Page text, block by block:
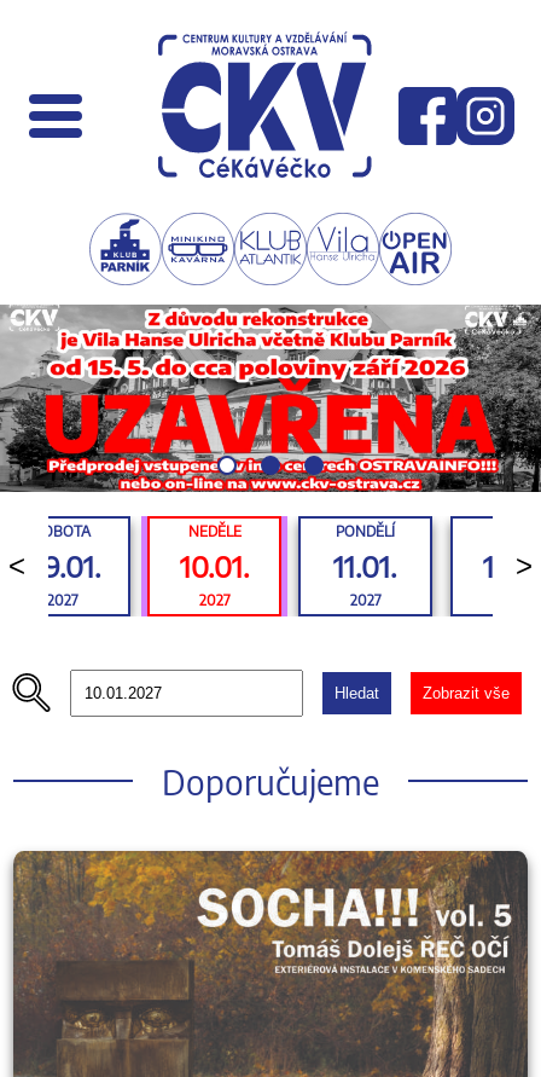
<
SOBOTA
09.01.
2027
NEDĚLE
10.01.
2027
PONDĚLÍ
11.01.
2027
>
Hledat Zobrazit vše
Doporučujeme